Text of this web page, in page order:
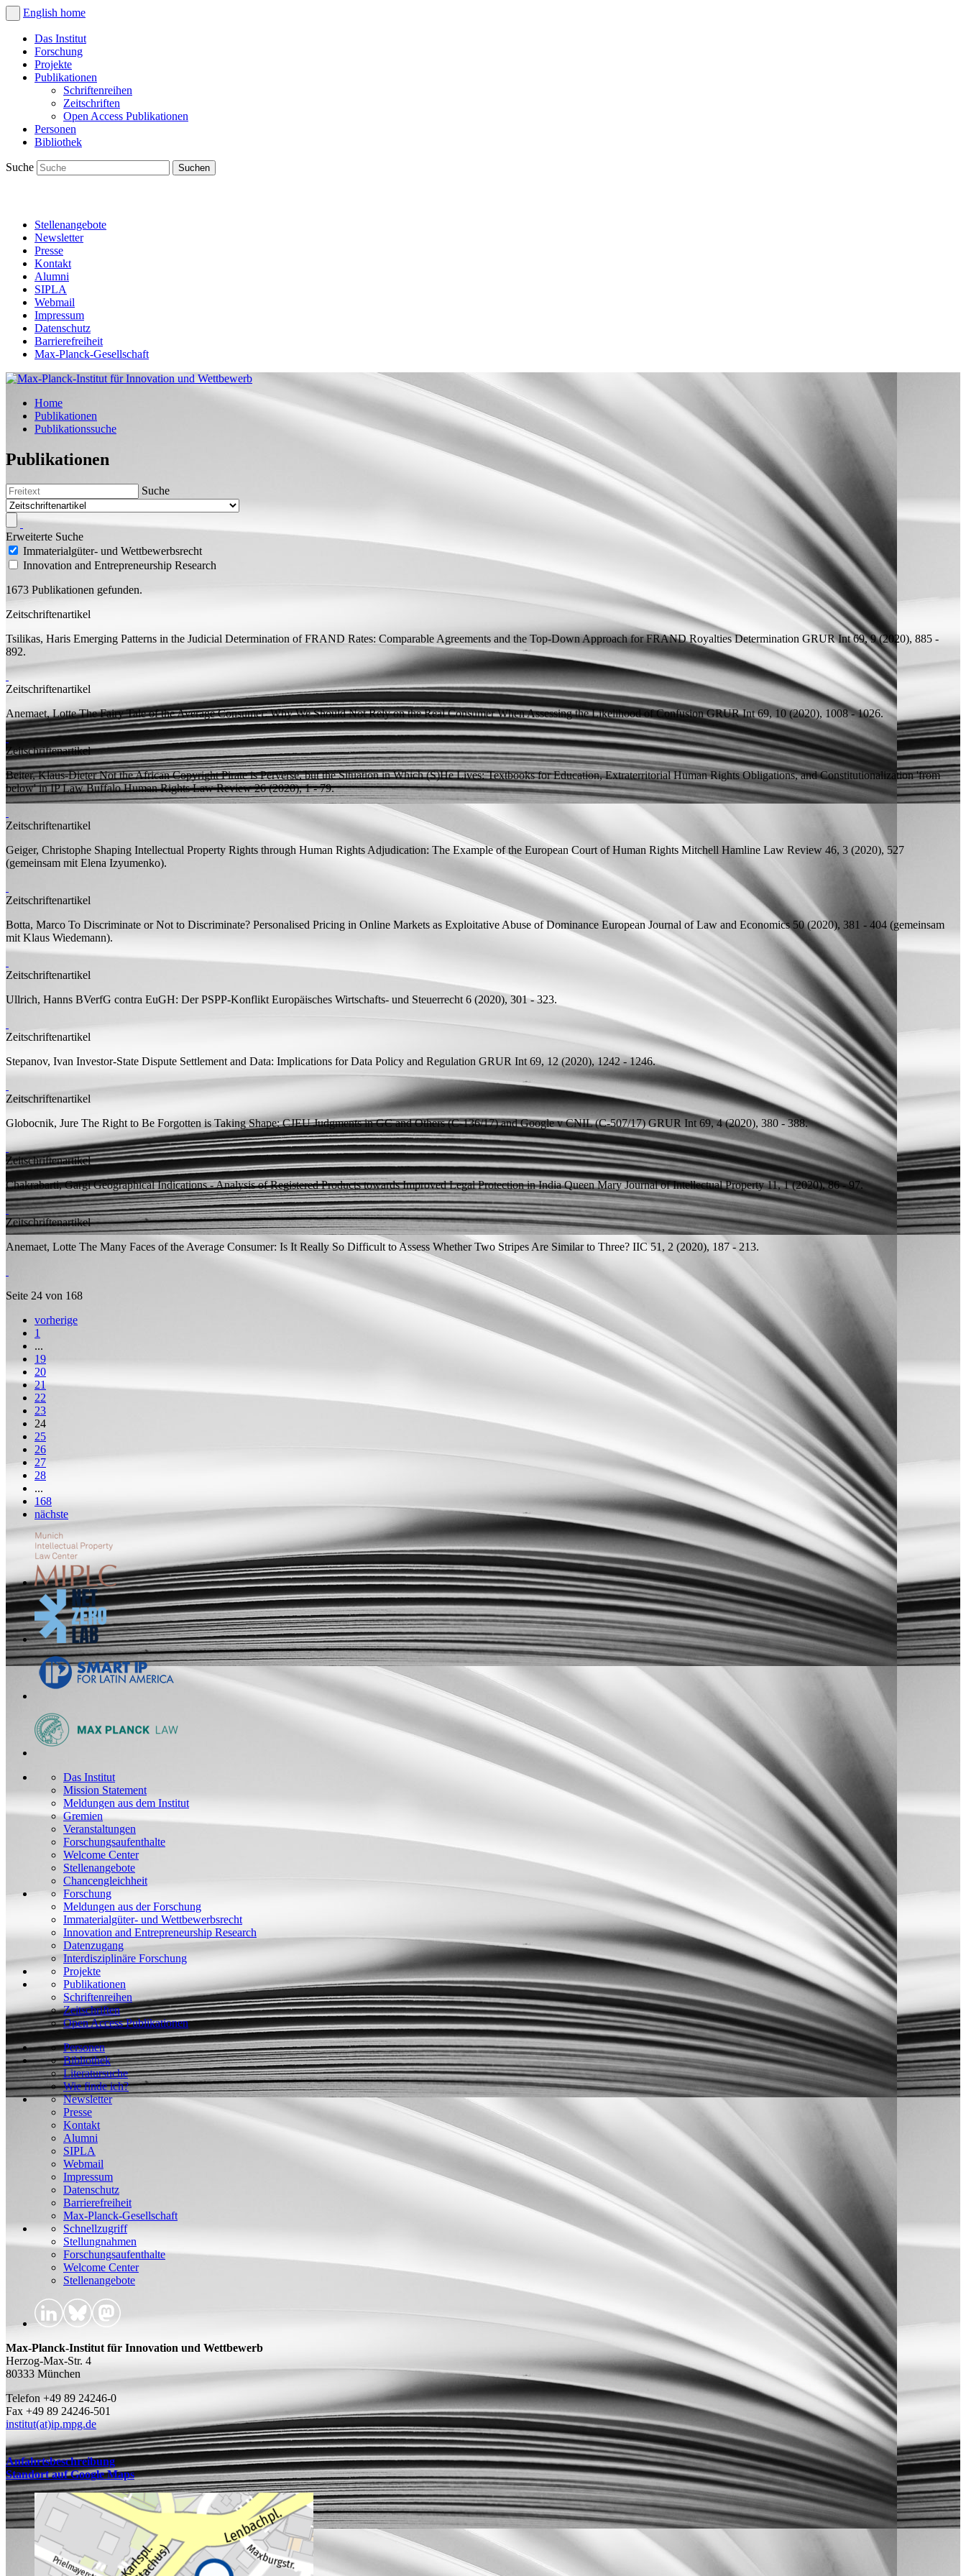
English home
Das Institut
Forschung
Projekte
Publikationen
Schriftenreihen
Zeitschriften
Open Access Publikationen
Personen
Bibliothek
Suche
Stellenangebote
Newsletter
Presse
Kontakt
Alumni
SIPLA
Webmail
Impressum
Datenschutz
Barrierefreiheit
Max-Planck-Gesellschaft
Home
Publikationen
Publikationssuche
Publikationen
Suche
Erweiterte Suche
Immaterialgüter- und Wettbewerbsrecht
Innovation and Entrepreneurship Research
1673 Publikationen gefunden.
Zeitschriftenartikel
Tsilikas, Haris Emerging Patterns in the Judicial Determination of FRAND Rates: Comparable Agreements and the Top-Down Approach for FRAND Royalties Determination GRUR Int 69, 9 (2020), 885 -
892.
Zeitschriftenartikel
Anemaet, Lotte The Fairy Tale of the Average Consumer: Why We Should Not Rely on the Real Consumer When Assessing the Likelihood of ConfusionGRUR Int 69, 10 (2020), 1008 - 1026.
Zeitschriftenartikel
Beiter, Klaus-Dieter Not the African Copyright Pirate is Perverse, but the Situation in Which (S)He Lives: Textbooks for Education, Extraterritorial Human Rights Obligations, and Constitutionalization 'from
below' in IP LawBuffalo Human Rights Law Review 26 (2020), 1 - 79.
Zeitschriftenartikel
Geiger, Christophe Shaping Intellectual Property Rights through Human Rights Adjudication: The Example of the European Court of Human Rights Mitchell Hamline Law Review 46, 3 (2020), 527
(gemeinsam mit Elena Izyumenko).
Zeitschriftenartikel
Botta, Marco To Discriminate or Not to Discriminate? Personalised Pricing in Online Markets as Exploitative Abuse of Dominance European Journal of Law and Economics 50 (2020), 381 - 404 (gemeinsam
mit Klaus Wiedemann).
Zeitschriftenartikel
Ullrich, Hanns BVerfG contra EuGH: Der PSPP-Konflikt Europäisches Wirtschafts- und Steuerrecht 6 (2020), 301 - 323.
Zeitschriftenartikel
Stepanov, Ivan Investor-State Dispute Settlement and Data: Implications for Data Policy and Regulation GRUR Int 69, 12 (2020), 1242 - 1246.
Zeitschriftenartikel
Globocnik, Jure The Right to Be Forgotten is Taking Shape: CJEU Judgments in GC and Others (C-136/17) and Google v CNIL (C-507/17)GRUR Int 69, 4 (2020), 380 - 388.
Zeitschriftenartikel
Chakrabarti, Gargi Geographical Indications - Analysis of Registered Products towards Improved Legal Protection in IndiaQueen Mary Journal of Intellectual Property 11, 1 (2020), 86 - 97.
Zeitschriftenartikel
Anemaet, Lotte The Many Faces of the Average Consumer: Is It Really So Difficult to Assess Whether Two Stripes Are Similar to Three? IIC 51, 2 (2020), 187 - 213.
Seite 24 von 168
vorherige
1
...
19
20
21
22
23
24
25
26
27
28
...
168
nächste
Das Institut
Mission Statement
Meldungen aus dem Institut
Gremien
Veranstaltungen
Forschungsaufenthalte
Welcome Center
Stellenangebote
Chancengleichheit
Forschung
Meldungen aus der Forschung
Immaterialgüter- und Wettbewerbsrecht
Innovation and Entrepreneurship Research
Datenzugang
Interdisziplinäre Forschung
Projekte
Publikationen
Schriftenreihen
Zeitschriften
Open Access Publikationen
Personen
Bibliothek
Literatursuche
Wie finde ich?
Newsletter
Presse
Kontakt
Alumni
SIPLA
Webmail
Impressum
Datenschutz
Barrierefreiheit
Max-Planck-Gesellschaft
Schnellzugriff
Stellungnahmen
Forschungsaufenthalte
Welcome Center
Stellenangebote
Max-Planck-Institut für Innovation und Wettbewerb
Herzog-Max-Str. 4
80333 München
Telefon +49 89 24246-0
Fax +49 89 24246-501
institut(at)ip.mpg.de
Anfahrtsbeschreibung
Standort auf Google Maps